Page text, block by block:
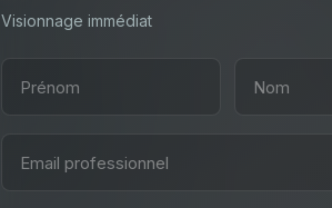
Visionnage immédiat